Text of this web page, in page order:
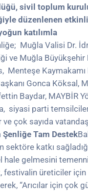
sivil toplum
düzenlenen
katılımla
Muğla Valisi Dr.
ve Muğla Büyükşehir
Menteşe
Gonca Köksal,
Baydar, MAYBİR
siyasi parti
ve çok sayıda vatandaş
Tam Destek
sektöre katkı
hale gelmesini
festivalin üreticiler için
“Arıcılar için çok